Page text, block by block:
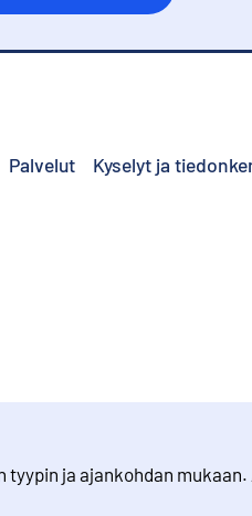
Palvelut Kyselyt ja
ja ajankohdan